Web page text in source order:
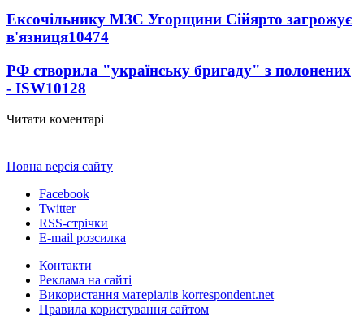
Ексочільнику МЗС Угорщини Сійярто загрожує
в'язниця10474
РФ створила "українську бригаду" з полонених
- ISW10128
Читати коментарі
Повна версія сайту
Facebook
Twitter
RSS-стрічки
E-mail розсилка
Контакти
Реклама на сайті
Використання матеріалів korrespondent.net
Правила користування сайтом